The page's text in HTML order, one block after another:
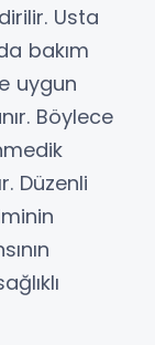
Usta
bakım
uygun
Böylece
Düzenli